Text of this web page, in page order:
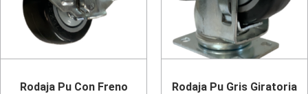
Rodaja Pu Con Freno
Rodaja Pu Gris Giratoria